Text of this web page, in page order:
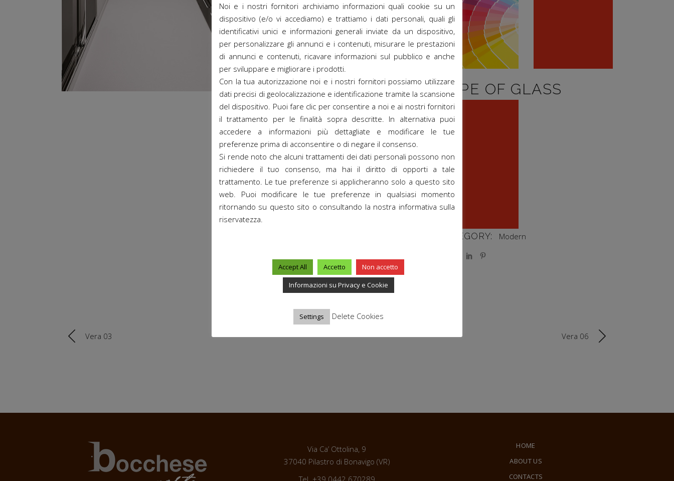
RAL finishes on
request
TYPE OF GLASS
CATEGORY: Modern
Vera 03 Vera 06
Via Ca’ Ottolina, 9
37040 Pilastro di Bonavigo (VR)
Tel. +39.0442.670289
HOME
ABOUT US
CONTACTS
Noi e i nostri fornitori archiviamo informazioni quali cookie su un
dispositivo (e/o vi accediamo) e trattiamo i dati personali, quali gli
identificativi unici e informazioni generali inviate da un dispositivo,
per personalizzare gli annunci e i contenuti, misurare le prestazioni
di annunci e contenuti, ricavare informazioni sul pubblico e anche
per sviluppare e migliorare i prodotti.
Con la tua autorizzazione noi e i nostri fornitori possiamo utilizzare
dati precisi di geolocalizzazione e identificazione tramite la scansione
del dispositivo. Puoi fare clic per consentire a noi e ai nostri fornitori
il trattamento per le finalità sopra descritte. In alternativa puoi
accedere a informazioni più dettagliate e modificare le tue
preferenze prima di acconsentire o di negare il consenso.
Si rende noto che alcuni trattamenti dei dati personali possono non
richiedere il tuo consenso, ma hai il diritto di opporti a tale
trattamento. Le tue preferenze si applicheranno solo a questo sito
web. Puoi modificare le tue preferenze in qualsiasi momento
ritornando su questo sito o consultando la nostra informativa sulla
riservatezza.
Accept All Accetto
Non accetto
Informazioni su Privacy e Cookie
Settings Delete Cookies